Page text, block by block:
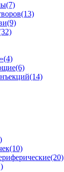
(7)
(13)
(9)
(4)
(6)
(14)
(10)
(20)